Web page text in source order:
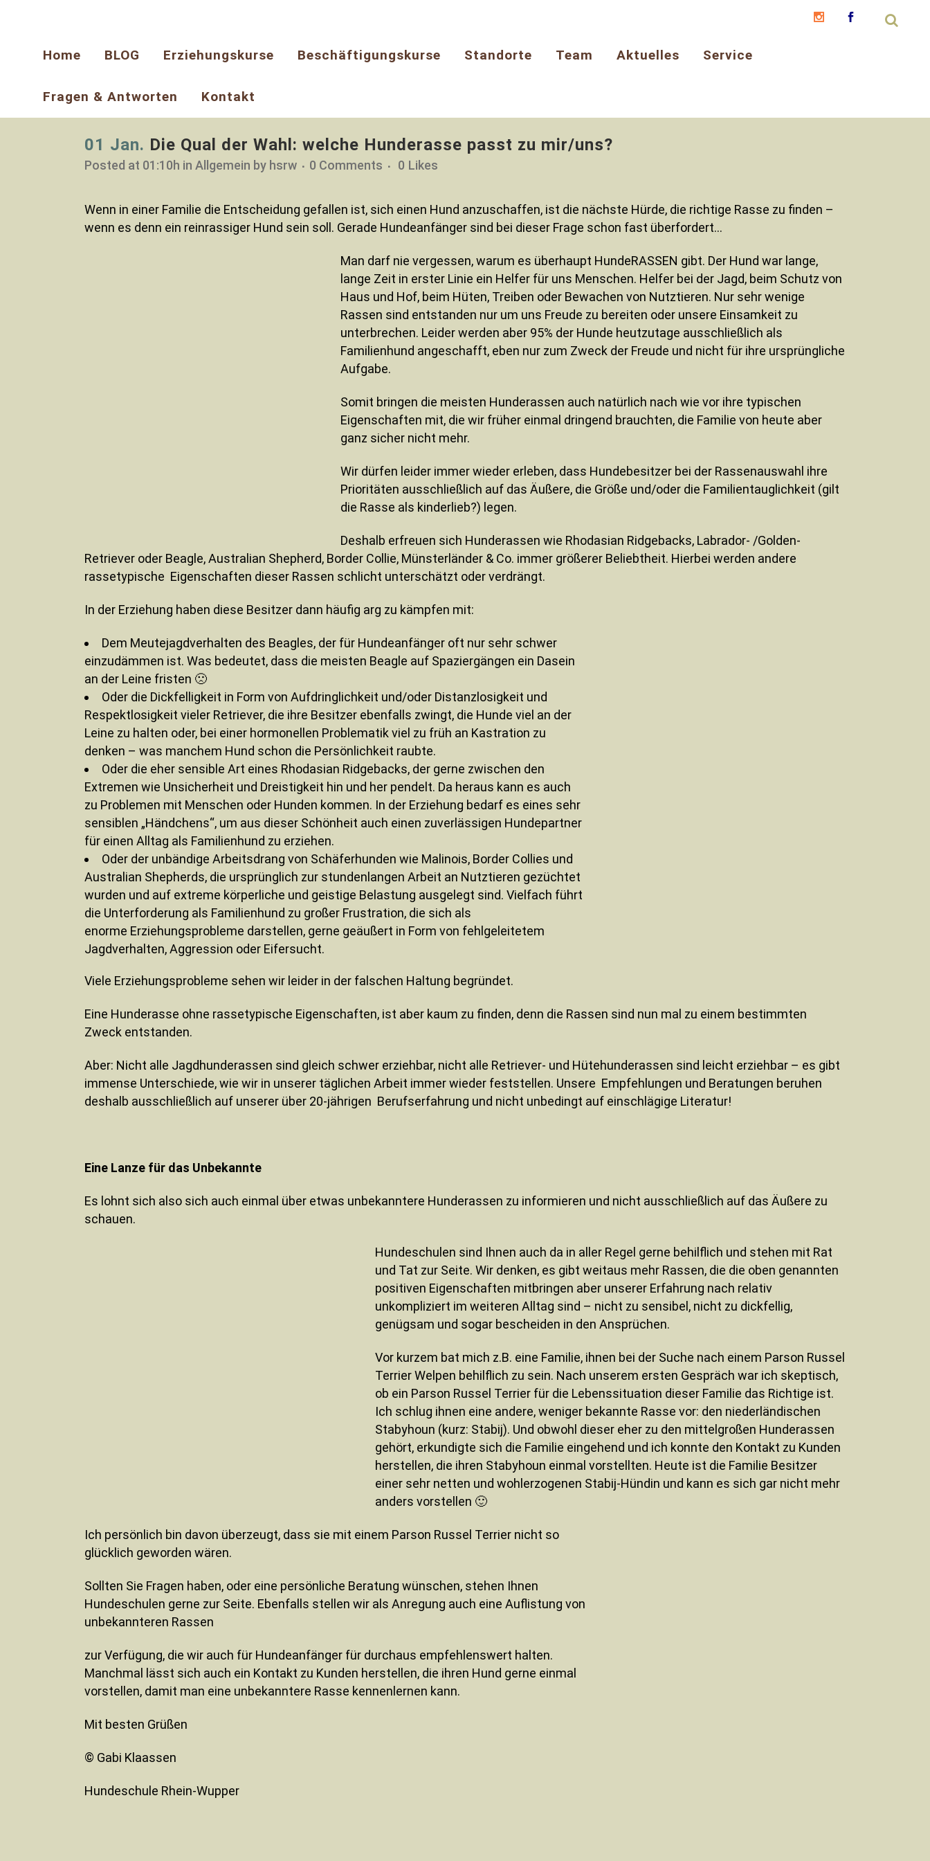
Home BLOG Erziehungskurse Beschäftigungskurse Standorte Team Aktuelles Service
Fragen & Antworten Kontakt
01 Jan. Die Qual der Wahl: welche Hunderasse passt zu mir/uns?
Posted at 01:10h in Allgemein by hsrw 0 Comments 0 Likes
Wenn in einer Familie die Entscheidung gefallen ist, sich einen Hund anzuschaffen, ist die nächste Hürde, die richtige Rasse zu finden –
wenn es denn ein reinrassiger Hund sein soll. Gerade Hundeanfänger sind bei dieser Frage schon fast überfordert…
Man darf nie vergessen, warum es überhaupt HundeRASSEN gibt. Der Hund war lange,
lange Zeit in erster Linie ein Helfer für uns Menschen. Helfer bei der Jagd, beim Schutz von
Haus und Hof, beim Hüten, Treiben oder Bewachen von Nutztieren. Nur sehr wenige
Rassen sind entstanden nur um uns Freude zu bereiten oder unsere Einsamkeit zu
unterbrechen. Leider werden aber 95% der Hunde heutzutage ausschließlich als
Familienhund angeschafft, eben nur zum Zweck der Freude und nicht für ihre ursprüngliche
Aufgabe.
Somit bringen die meisten Hunderassen auch natürlich nach wie vor ihre typischen
Eigenschaften mit, die wir früher einmal dringend brauchten, die Familie von heute aber
ganz sicher nicht mehr.
Wir dürfen leider immer wieder erleben, dass Hundebesitzer bei der Rassenauswahl ihre
Prioritäten ausschließlich auf das Äußere, die Größe und/oder die Familientauglichkeit (gilt
die Rasse als kinderlieb?) legen.
Deshalb erfreuen sich Hunderassen wie Rhodasian Ridgebacks, Labrador- /Golden-
Retriever oder Beagle, Australian Shepherd, Border Collie, Münsterländer & Co. immer größerer Beliebtheit. Hierbei werden andere
rassetypische Eigenschaften dieser Rassen schlicht unterschätzt oder verdrängt.
In der Erziehung haben diese Besitzer dann häufig arg zu kämpfen mit:
Dem Meutejagdverhalten des Beagles, der für Hundeanfänger oft nur sehr schwer
einzudämmen ist. Was bedeutet, dass die meisten Beagle auf Spaziergängen ein Dasein
an der Leine fristen 🙁
Oder die Dickfelligkeit in Form von Aufdringlichkeit und/oder Distanzlosigkeit und
Respektlosigkeit vieler Retriever, die ihre Besitzer ebenfalls zwingt, die Hunde viel an der
Leine zu halten oder, bei einer hormonellen Problematik viel zu früh an Kastration zu
denken – was manchem Hund schon die Persönlichkeit raubte.
Oder die eher sensible Art eines Rhodasian Ridgebacks, der gerne zwischen den
Extremen wie Unsicherheit und Dreistigkeit hin und her pendelt. Da heraus kann es auch
zu Problemen mit Menschen oder Hunden kommen. In der Erziehung bedarf es eines sehr
sensiblen „Händchens“, um aus dieser Schönheit auch einen zuverlässigen Hundepartner
für einen Alltag als Familienhund zu erziehen.
Oder der unbändige Arbeitsdrang von Schäferhunden wie Malinois, Border Collies und
Australian Shepherds, die ursprünglich zur stundenlangen Arbeit an Nutztieren gezüchtet
wurden und auf extreme körperliche und geistige Belastung ausgelegt sind. Vielfach führt
die Unterforderung als Familienhund zu großer Frustration, die sich als
enorme Erziehungsprobleme darstellen, gerne geäußert in Form von fehlgeleitetem
Jagdverhalten, Aggression oder Eifersucht.
Viele Erziehungsprobleme sehen wir leider in der falschen Haltung begründet.
Eine Hunderasse ohne rassetypische Eigenschaften, ist aber kaum zu finden, denn die Rassen sind nun mal zu einem bestimmten
Zweck entstanden.
Aber: Nicht alle Jagdhunderassen sind gleich schwer erziehbar, nicht alle Retriever- und Hütehunderassen sind leicht erziehbar – es gibt
immense Unterschiede, wie wir in unserer täglichen Arbeit immer wieder feststellen. Unsere Empfehlungen und Beratungen beruhen
deshalb ausschließlich auf unserer über 20-jährigen Berufserfahrung und nicht unbedingt auf einschlägige Literatur!
Eine Lanze für das Unbekannte
Es lohnt sich also sich auch einmal über etwas unbekanntere Hunderassen zu informieren und nicht ausschließlich auf das Äußere zu
schauen.
Hundeschulen sind Ihnen auch da in aller Regel gerne behilflich und stehen mit Rat
und Tat zur Seite. Wir denken, es gibt weitaus mehr Rassen, die die oben genannten
positiven Eigenschaften mitbringen aber unserer Erfahrung nach relativ
unkompliziert im weiteren Alltag sind – nicht zu sensibel, nicht zu dickfellig,
genügsam und sogar bescheiden in den Ansprüchen.
Vor kurzem bat mich z.B. eine Familie, ihnen bei der Suche nach einem Parson Russel
Terrier Welpen behilflich zu sein. Nach unserem ersten Gespräch war ich skeptisch,
ob ein Parson Russel Terrier für die Lebenssituation dieser Familie das Richtige ist.
Ich schlug ihnen eine andere, weniger bekannte Rasse vor: den niederländischen
Stabyhoun (kurz: Stabij). Und obwohl dieser eher zu den mittelgroßen Hunderassen
gehört, erkundigte sich die Familie eingehend und ich konnte den Kontakt zu Kunden
herstellen, die ihren Stabyhoun einmal vorstellten. Heute ist die Familie Besitzer
einer sehr netten und wohlerzogenen Stabij-Hündin und kann es sich gar nicht mehr
anders vorstellen 🙂
Ich persönlich bin davon überzeugt, dass sie mit einem Parson Russel Terrier nicht so
glücklich geworden wären.
Sollten Sie Fragen haben, oder eine persönliche Beratung wünschen, stehen Ihnen
Hundeschulen gerne zur Seite. Ebenfalls stellen wir als Anregung auch eine Auflistung von
unbekannteren Rassen
zur Verfügung, die wir auch für Hundeanfänger für durchaus empfehlenswert halten.
Manchmal lässt sich auch ein Kontakt zu Kunden herstellen, die ihren Hund gerne einmal
vorstellen, damit man eine unbekanntere Rasse kennenlernen kann.
Mit besten Grüßen
© Gabi Klaassen
Hundeschule Rhein-Wupper